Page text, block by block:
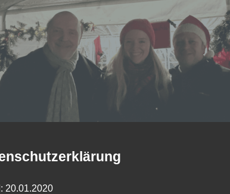
Mäckeritzwiesen
20.01.2020